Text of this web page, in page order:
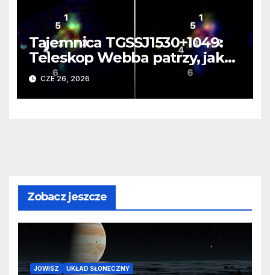
Tajemnica TGSSJ1530+1049:
Teleskop Webba patrzy, jak
rodzi się supergalaktyka i
monstrualna czarna dziura
CZE 26, 2026
Zobacz jeszcze
JOWISZ UKŁAD SŁONECZNY